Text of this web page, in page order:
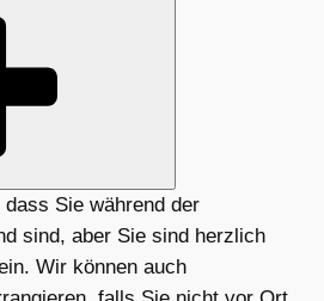
Sie während der
sind, aber Sie sind herzlich
Wir können auch